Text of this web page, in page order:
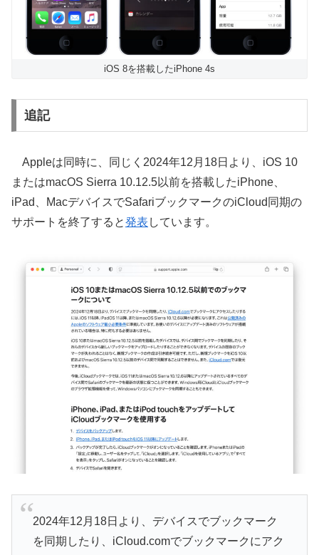
iOS 8を搭載したiPhone 4s
追記
Appleは同時に、同じく2024年12月18日より、iOS 10
またはmacOS Sierra 10.12.5以前を搭載したiPhone、
iPad、MacデバイスでSafariブックマークのiCloud同期の
サポートを終了すると発表 しています。
2024年12月18日より、デバイスでブックマーク
を同期したり、iCloud.comでブックマークにアク